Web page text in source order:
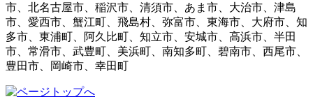
市、北名古屋市、稲沢市、清須市、あま市、大治市、津島
市、愛西市、蟹江町、飛島村、弥富市、東海市、大府市、知
多市、東浦町、阿久比町、知立市、安城市、高浜市、半田
市、常滑市、武豊町、美浜町、南知多町、碧南市、西尾市、
豊田市、岡崎市、幸田町